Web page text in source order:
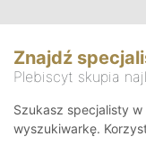
Znajdź
Plebiscyt skupia
Szukasz specjalisty
wyszukiwarkę.